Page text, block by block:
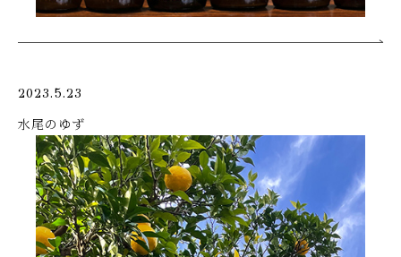
2023.5.23
水尾のゆず